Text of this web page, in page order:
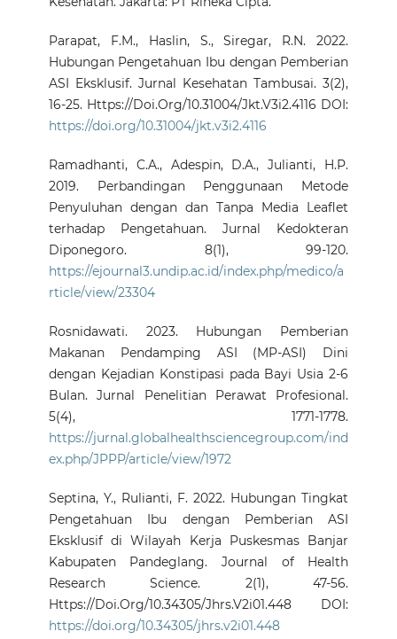
Parapat, F.M., Haslin, S., Siregar, R.N. 2022.
Hubungan Pengetahuan Ibu dengan Pemberian
ASI Eksklusif. Jurnal Kesehatan Tambusai. 3(2),
16-25. Https://Doi.Org/10.31004/Jkt.V3i2.4116 DOI:
https://doi.org/10.31004/jkt.v3i2.4116
Ramadhanti, C.A., Adespin, D.A., Julianti, H.P.
2019. Perbandingan Penggunaan Metode
Penyuluhan dengan dan Tanpa Media Leaflet
terhadap Pengetahuan. Jurnal Kedokteran
Diponegoro. 8(1), 99-120.
https://ejournal3.undip.ac.id/index.php/medico/a
rticle/view/23304
Rosnidawati. 2023. Hubungan Pemberian
Makanan Pendamping ASI (MP-ASI) Dini
dengan Kejadian Konstipasi pada Bayi Usia 2-6
Bulan. Jurnal Penelitian Perawat Profesional.
5(4), 1771-1778.
https://jurnal.globalhealthsciencegroup.com/ind
ex.php/JPPP/article/view/1972
Septina, Y., Rulianti, F. 2022. Hubungan Tingkat
Pengetahuan Ibu dengan Pemberian ASI
Eksklusif di Wilayah Kerja Puskesmas Banjar
Kabupaten Pandeglang. Journal of Health
Research Science. 2(1), 47-56.
Https://Doi.Org/10.34305/Jhrs.V2i01.448 DOI:
https://doi.org/10.34305/jhrs.v2i01.448